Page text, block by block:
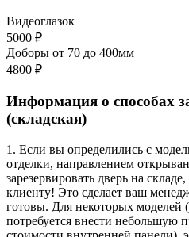
Видеоглазок
5000 ₽
Доборы от 70 до 400мм
4800 ₽
Информация о способах
(складская)
1. Если вы определились с
отделки, направлением
зарезервировать дверь на
клиенту! Это сделает ваш
готовы. Для некоторых моделей
потребуется внести небольшую